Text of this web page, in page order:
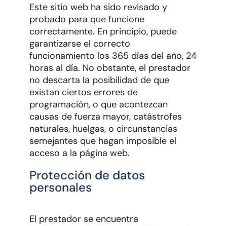
Este sitio web ha sido revisado y
probado para que funcione
correctamente. En principio, puede
garantizarse el correcto
funcionamiento los 365 días del año, 24
horas al día. No obstante, el prestador
no descarta la posibilidad de que
existan ciertos errores de
programación, o que acontezcan
causas de fuerza mayor, catástrofes
naturales, huelgas, o circunstancias
semejantes que hagan imposible el
acceso a la página web.
Protección de datos
personales
El prestador se encuentra